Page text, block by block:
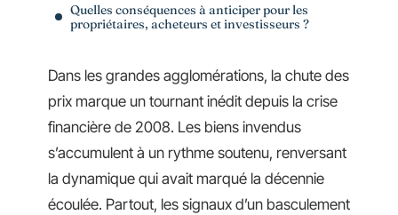
Quelles conséquences à anticiper pour les
propriétaires, acheteurs et investisseurs ?
Dans les grandes agglomérations, la chute des
prix marque un tournant inédit depuis la crise
financière de 2008. Les biens invendus
s’accumulent à un rythme soutenu, renversant
la dynamique qui avait marqué la décennie
écoulée. Partout, les signaux d’un basculement